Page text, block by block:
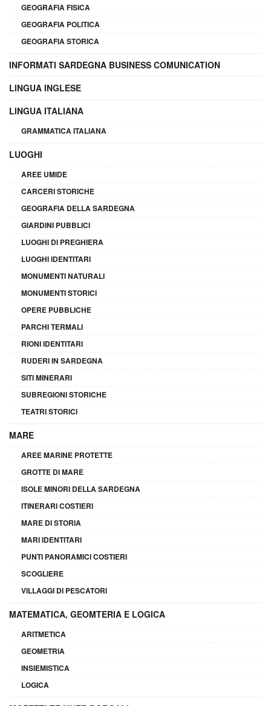
GEOGRAFIA FISICA
GEOGRAFIA POLITICA
GEOGRAFIA STORICA
INFORMATI SARDEGNA BUSINESS COMUNICATION
LINGUA INGLESE
LINGUA ITALIANA
GRAMMATICA ITALIANA
LUOGHI
AREE UMIDE
CARCERI STORICHE
GEOGRAFIA DELLA SARDEGNA
GIARDINI PUBBLICI
LUOGHI DI PREGHIERA
LUOGHI IDENTITARI
MONUMENTI NATURALI
MONUMENTI STORICI
OPERE PUBBLICHE
PARCHI TERMALI
RIONI IDENTITARI
RUDERI IN SARDEGNA
SITI MINERARI
SUBREGIONI STORICHE
TEATRI STORICI
MARE
AREE MARINE PROTETTE
GROTTE DI MARE
ISOLE MINORI DELLA SARDEGNA
ITINERARI COSTIERI
MARE DI STORIA
MARI IDENTITARI
PUNTI PANORAMICI COSTIERI
SCOGLIERE
VILLAGGI DI PESCATORI
MATEMATICA, GEOMTERIA E LOGICA
ARITMETICA
GEOMETRIA
INSIEMISTICA
LOGICA